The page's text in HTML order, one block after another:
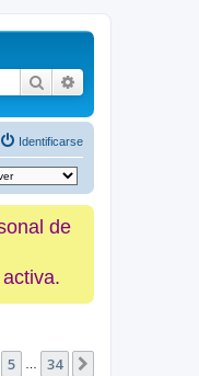
Buscar
Identificarse
de
5 34